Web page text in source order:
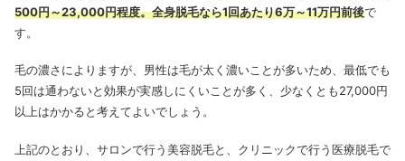
500円～23,000円程度。全身脱毛なら1回あたり6万～11万円前後で
す。
毛の濃さによりますが、男性は毛が太く濃いことが多いため、最低でも
5回は通わないと効果が実感しにくいことが多く、少なくとも27,000円
以上はかかると考えてよいでしょう。
上記のとおり、サロンで行う美容脱毛と、クリニックで行う医療脱毛で